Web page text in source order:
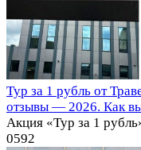
Тур за 1 рубль от
отзывы — 2026. Как
Акция «Тур за 1
0592